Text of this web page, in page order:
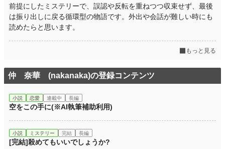
前提にしたミステリーで、誤認や反転を重ねつつ収束せず、最後
は振り出しに戻る循環型の物語です。外出や会話が難しい時にも
読めたらと思います。
もっと見る
仲 奈華 (nakanaka)の登録コンテンツ
小説 恋愛 連載中 長編
空をこの手に(※AI執筆補助利用)
小説 ミステリー 完結 長編
[完結]殺めてもいいでしょうか?